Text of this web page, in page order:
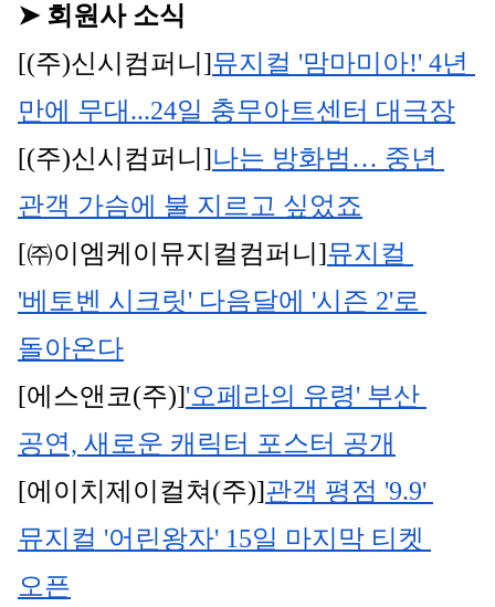
➤ 회원사 소식
[(주)신시컴퍼니]뮤지컬 '맘마미아!' 4년
만에 무대...24일 충무아트센터 대극장
[(주)신시컴퍼니]나는 방화범… 중년
관객 가슴에 불 지르고 싶었죠
[㈜이엠케이뮤지컬컴퍼니]뮤지컬
'베토벤 시크릿' 다음달에 '시즌 2'로
돌아온다
[에스앤코(주)]'오페라의 유령' 부산
공연, 새로운 캐릭터 포스터 공개
[에이치제이컬쳐(주)]관객 평점 '9.9'
뮤지컬 '어린왕자' 15일 마지막 티켓
오픈